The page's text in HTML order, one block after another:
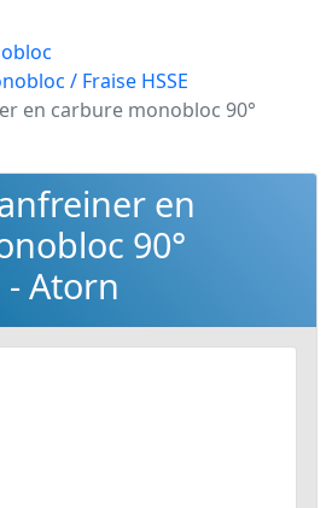
/ Fraise HSSE
en carbure monobloc 90°
en
90°
Atorn